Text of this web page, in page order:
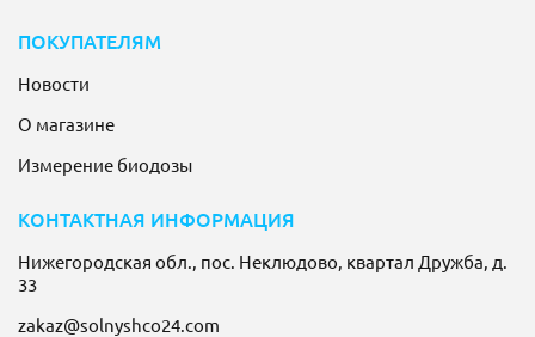
ПОКУПАТЕЛЯМ
Новости
О магазине
Измерение биодозы
КОНТАКТНАЯ ИНФОРМАЦИЯ
Нижегородская обл., пос. Неклюдово, квартал Дружба, д.
33
zakaz@solnyshco24.com